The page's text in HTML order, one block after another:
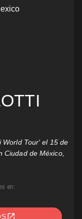
World Tour' el 15 de
Ciudad de México,
en: